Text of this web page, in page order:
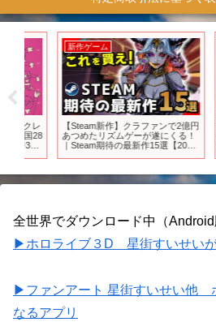
新作ゲーム
【Steam新作】クラファンで2億円
あつめたリズムゲーが遂にくる！
｜Steam期待の最新作15選【2025
新作
TVア
第3シ
Ⅳ」
全世界でダウンロード中（Android
▶ホロライブ３D 星街すいせいが
▶ファンアート 星街すいせい他
なるアプリ